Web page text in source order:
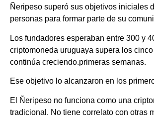
Ñeripeso superó sus objetivos iniciales
personas para formar parte de su
Los fundadores esperaban entre 300 y
criptomoneda uruguaya supera los
continúa creciendo.primeras semanas.
Ese objetivo lo alcanzaron en los
El Ñeripeso no funciona como una
tradicional. No tiene correlato con otras